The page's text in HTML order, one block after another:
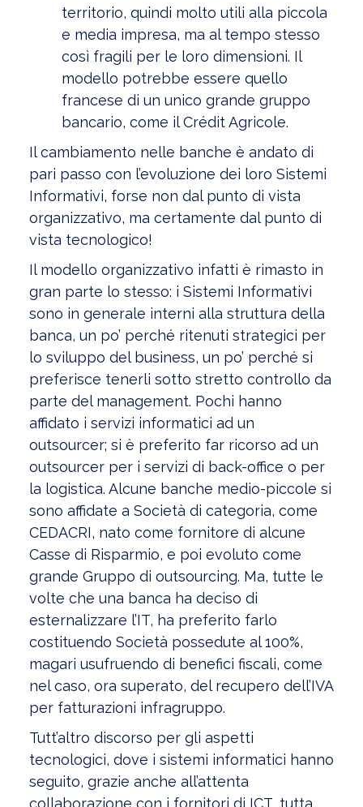
territorio, quindi molto utili alla piccola
e media impresa, ma al tempo stesso
così fragili per le loro dimensioni. Il
modello potrebbe essere quello
francese di un unico grande gruppo
bancario, come il Crédit Agricole.
Il cambiamento nelle banche è andato di
pari passo con l’evoluzione dei loro Sistemi
Informativi, forse non dal punto di vista
organizzativo, ma certamente dal punto di
vista tecnologico!
Il modello organizzativo infatti è rimasto in
gran parte lo stesso: i Sistemi Informativi
sono in generale interni alla struttura della
banca, un po’ perché ritenuti strategici per
lo sviluppo del business, un po’ perché si
preferisce tenerli sotto stretto controllo da
parte del management. Pochi hanno
affidato i servizi informatici ad un
outsourcer; si è preferito far ricorso ad un
outsourcer per i servizi di back-office o per
la logistica. Alcune banche medio-piccole si
sono affidate a Società di categoria, come
CEDACRI, nato come fornitore di alcune
Casse di Risparmio, e poi evoluto come
grande Gruppo di outsourcing. Ma, tutte le
volte che una banca ha deciso di
esternalizzare l’IT, ha preferito farlo
costituendo Società possedute al 100%,
magari usufruendo di benefici fiscali, come
nel caso, ora superato, del recupero dell’IVA
per fatturazioni infragruppo.
Tutt’altro discorso per gli aspetti
tecnologici, dove i sistemi informatici hanno
seguito, grazie anche all’attenta
collaborazione con i fornitori di ICT, tutta